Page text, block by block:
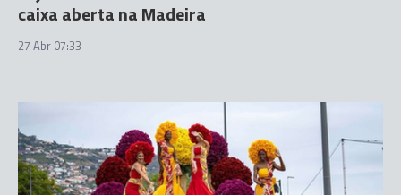
caixa aberta na Madeira
27 Abr 07:33